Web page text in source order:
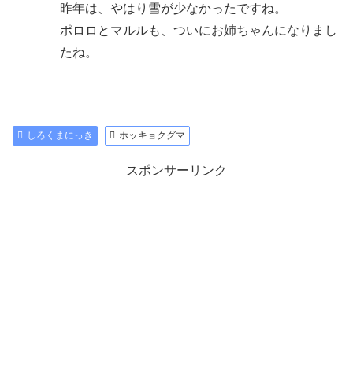
昨年は、やはり雪が少なかったですね。
ポロロとマルルも、ついにお姉ちゃんになりまし
たね。
しろくまにっき ホッキョクグマ
スポンサーリンク